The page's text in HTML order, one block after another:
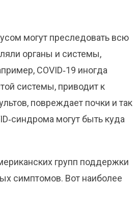
могут преследовать всю
органы и системы,
COVID‑19 иногда
системы, приводит к
повреждает почки и так
могут быть куда
групп поддержки
симптомов. Вот наиболее